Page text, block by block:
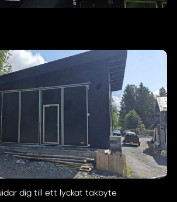
dig till ett lyckat takbyte